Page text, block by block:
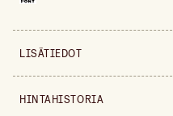
LISÄTIEDOT
Myyntiyksikkö
HINTAHISTORIA